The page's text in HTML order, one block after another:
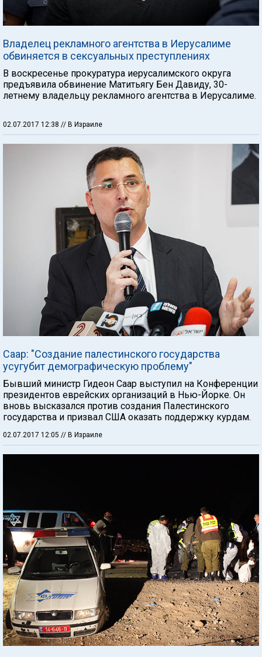
Владелец рекламного агентства в Иерусалиме
обвиняется в сексуальных преступлениях
В воскресенье прокуратура иерусалимского округа
предъявила обвинение Матитьягу Бен Давиду, 30-
летнему владельцу рекламного агентства в Иерусалиме.
02.07.2017 12:38 // В Израиле
Саар: "Создание палестинского государства
усугубит демографическую проблему"
Бывший министр Гидеон Саар выступил на Конференции
президентов еврейских организаций в Нью-Йорке. Он
вновь высказался против создания Палестинского
государства и призвал США оказать поддержку курдам.
02.07.2017 12:05 // В Израиле